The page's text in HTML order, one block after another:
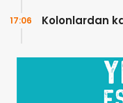
Kolonlardan
17:06